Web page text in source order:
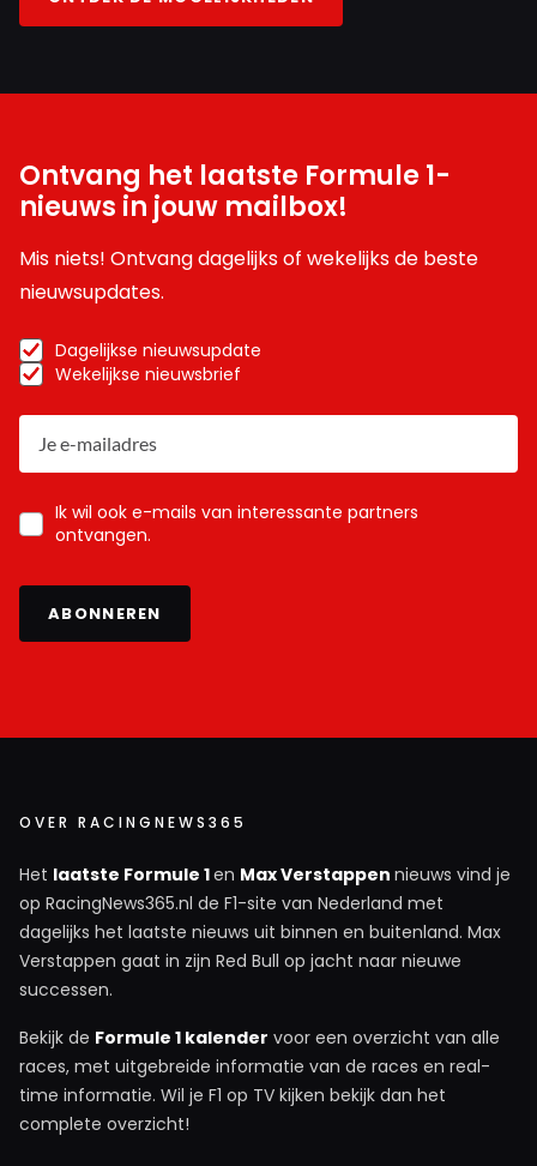
Ontvang het laatste Formule 1-
nieuws in jouw mailbox!
Mis niets! Ontvang dagelijks of wekelijks de beste
nieuwsupdates.
Dagelijkse nieuwsupdate
Wekelijkse nieuwsbrief
Ik wil ook e-mails van interessante partners
ontvangen.
ABONNEREN
OVER RACINGNEWS365
Het laatste Formule 1en Max Verstappen nieuws vind je
op RacingNews365.nl de F1-site van Nederland met
dagelijks het laatste nieuws uit binnen en buitenland. Max
Verstappen gaat in zijn Red Bull op jacht naar nieuwe
successen.
Bekijk de Formule 1 kalender voor een overzicht van alle
races, met uitgebreide informatie van de races en real-
time informatie. Wil je F1 op TV kijken bekijk dan het
complete overzicht!